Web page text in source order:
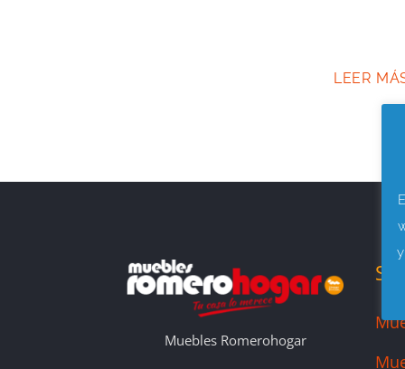
LEER
Muebles Romerohogar